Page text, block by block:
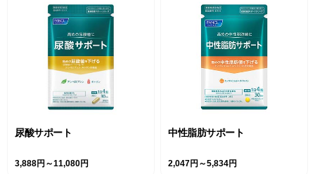
尿酸サポート
3,888円～11,080円
中性脂肪サポート
2,047円～5,834円